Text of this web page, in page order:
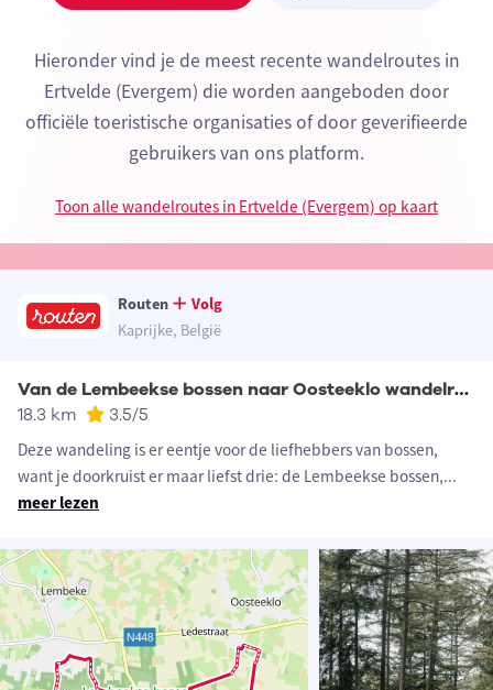
Hieronder vind je de meest recente wandelroutes in
Ertvelde (Evergem) die worden aangeboden door
officiële toeristische organisaties of door geverifieerde
gebruikers van ons platform.
Toon alle wandelroutes in Ertvelde (Evergem) op kaart
Routen
Volg
Kaprijke, België
Van de Lembeekse bossen naar Oosteeklo wandelroute
18.3 km 3.5/5
Deze wandeling is er eentje voor de liefhebbers van bossen,
want je doorkruist er maar liefst drie: de Lembeekse bossen,...
meer lezen